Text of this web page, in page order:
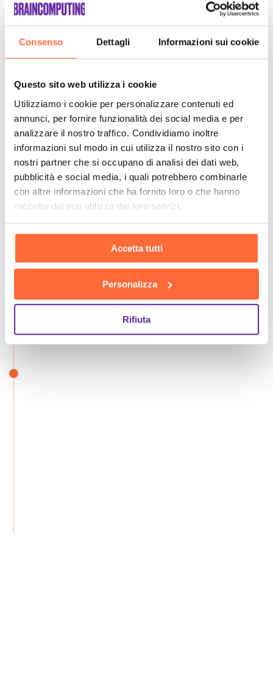
Consenso Dettagli Informazioni sui cookie
Questo sito web utilizza i cookie
Utilizziamo i cookie per personalizzare contenuti ed
annunci, per fornire funzionalità dei social media e per
analizzare il nostro traffico. Condividiamo inoltre
informazioni sul modo in cui utilizza il nostro sito con i
nostri partner che si occupano di analisi dei dati web,
pubblicità e social media, i quali potrebbero combinarle
con altre informazioni che ha fornito loro o che hanno
raccolto dal suo utilizzo dei loro servizi.
Accetta tutti
Personalizza
Rifiuta